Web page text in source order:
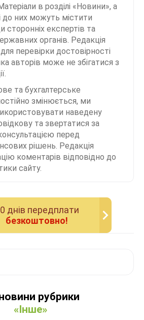
в розділі «Новини», а
до них можуть містити
сторонніх експертів та
органів. Редакція
перевірки достовірності
авторів може не збігатися з
та бухгалтерське
змінюється, ми
наведену
та звертатися за
перед
рішень. Редакція
коментарів відповідно до
сайту.
днiв передплати
безкоштовно!
рубрики
«Інше»